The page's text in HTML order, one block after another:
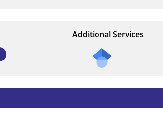
Additional Services